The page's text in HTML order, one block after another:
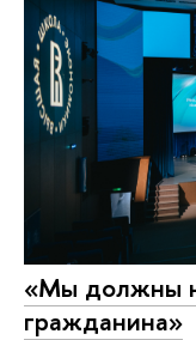
«Мы должны
гражданина»